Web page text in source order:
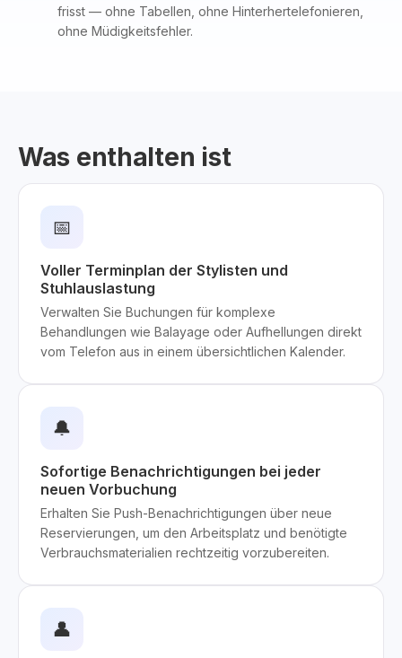
frisst — ohne Tabellen, ohne Hinterhertelefonieren,
ohne Müdigkeitsfehler.
Was enthalten ist
📅
Voller Terminplan der Stylisten und
Stuhlauslastung
Verwalten Sie Buchungen für komplexe
Behandlungen wie Balayage oder Aufhellungen direkt
vom Telefon aus in einem übersichtlichen Kalender.
🔔
Sofortige Benachrichtigungen bei jeder
neuen Vorbuchung
Erhalten Sie Push-Benachrichtigungen über neue
Reservierungen, um den Arbeitsplatz und benötigte
Verbrauchsmaterialien rechtzeitig vorzubereiten.
👤